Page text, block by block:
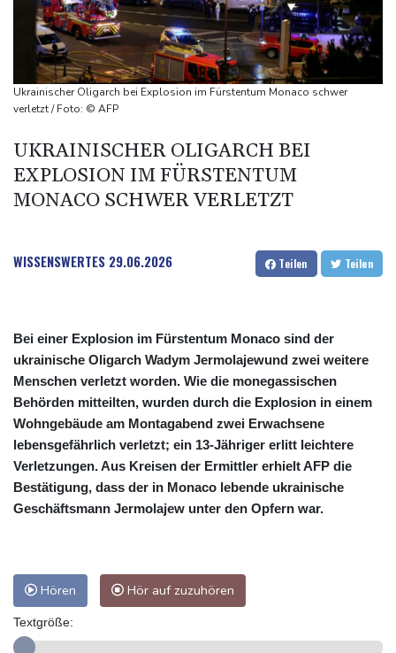
Kolumbien: Neuer Präsident kündigt "unermüdlichen" Kampf
gegen Drogengewalt an
BUND kritisiert Lockerung von Sonn- und Feiertagsfahrverbot für
Lastwagen
Trump spricht nach Ballsaal-Urteil von "nationaler Schande"
Jahrzehnt
Ukrainischer Oligarch bei Explosion im Fürstentum Monaco schwer
verletzt / Foto: © AFP
UKRAINISCHER OLIGARCH BEI
EXPLOSION IM FÜRSTENTUM
MONACO SCHWER VERLETZT
WISSENSWERTES 29.06.2026 Teilen Teilen
Bei einer Explosion im Fürstentum Monaco sind der
ukrainische Oligarch Wadym Jermolajewund zwei weitere
Menschen verletzt worden. Wie die monegassischen
Behörden mitteilten, wurden durch die Explosion in einem
Wohngebäude am Montagabend zwei Erwachsene
lebensgefährlich verletzt; ein 13-Jähriger erlitt leichtere
Verletzungen. Aus Kreisen der Ermittler erhielt AFP die
Bestätigung, dass der in Monaco lebende ukrainische
Geschäftsmann Jermolajew unter den Opfern war.
Hören Hör auf zuzuhören
Textgröße: